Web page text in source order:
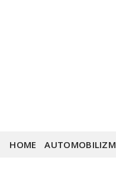
HOME AUTOMOBILIZM